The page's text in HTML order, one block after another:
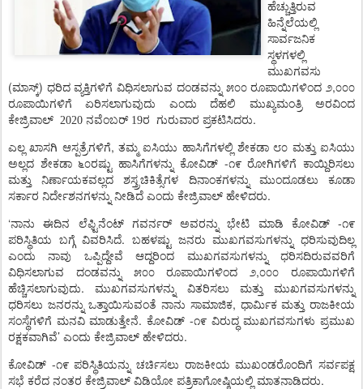
ಹೆಚ್ಚುತ್ತಿರುವ
ಹಿನ್ನೆಲೆಯಲ್ಲಿ
ಸಾರ್ವಜನಿಕ
ಸ್ಥಳಗಳಲ್ಲಿ
ಮುಖಗವಸು
(ಮಾಸ್ಕ್) ಧರಿದ ವ್ಯಕ್ತಿಗಳಿಗೆ ವಿಧಿಸಲಾಗುವ ದಂಡವನ್ನು ೫೦೦ ರೂಪಾಯಿಗಳಿಂದ ೨,೦೦೦
ರೂಪಾಯಿಗಳಿಗೆ
ಏರಿಸಲಾಗುವುದು ಎಂದು ದೆಹಲಿ ಮುಖ್ಯಮಂತ್ರಿ
ಅರವಿಂದ
ಕೇಜ್ರಿವಾಲ್ 2020 ನವೆಂಬರ್ 19ರ ಗುರುವಾರ ಪ್ರಕಟಿಸಿದರು.
ಎಲ್ಲ ಖಾಸಗಿ ಆಸ್ಪತ್ರೆಗಳಿಗೆ,ತಮ್ಮ ಐಸಿಯು ಹಾಸಿಗೆಗಳಲ್ಲಿ ಶೇಕಡಾ ೮೦ ಮತ್ತು ಐಸಿಯು
ಅಲ್ಲದ ಶೇಕಡಾ ೬೦ರಷ್ಟು ಹಾಸಿಗೆಗಳನ್ನು ಕೋವಿಡ್-೧೯ ರೋಗಿಗಳಿಗೆ
ಕಾಯ್ದಿರಿಸಲು
ಮತ್ತು
ನಿರ್ಣಾಯಕವಲ್ಲದ ಶಸ್ತ್ರಚಿಕಿತ್ಸೆಗಳ ದಿನಾಂಕಗಳನ್ನು ಮುಂದೂಡಲು
ಕೂಡಾ
ಸರ್ಕಾರ ನಿರ್ದೇಶನಗಳನ್ನು ನೀಡಿದೆ ಎಂದು ಕೇಜ್ರಿವಾಲ್ ಹೇಳಿದರು.
‘ನಾನು ಈದಿನ ಲೆಫ್ಟಿನೆಂಟ್ ಗವರ್ನರ್ ಅವರನ್ನು ಭೇಟಿ ಮಾಡಿ ಕೋವಿಡ್-೧೯
ಪರಿಸ್ಥಿತಿಯ
ಬಗ್ಗೆ ವಿವರಿಸಿದೆ.ಬಹಳಷ್ಟು ಜನರು ಮುಖಗವಸುಗಳನ್ನು
ಧರಿಸುವುದಿಲ್ಲ
ಎಂದು
ನಾವು ಒಪ್ಪಿದ್ದೇವೆ ಆದ್ದರಿಂದ ಮುಖಗವಸುಗಳನ್ನು
ಧರಿಸದಿರುವವರಿಗೆ
ವಿಧಿಸಲಾಗುವ
ದಂಡವನ್ನು ೫೦೦ ರೂಪಾಯಿಗಳಿಂದ ೨,೦೦೦
ರೂಪಾಯಿಗಳಿಗೆ
ಹೆಚ್ಚಿಸಲಾಗುವುದು.ಮುಖಗವಸುಗಳನ್ನು ವಿತರಿಸಲು ಮತ್ತು
ಮುಖಗವಸುಗಳನ್ನು
ಧರಿಸಲು ಜನರನ್ನು ಒತ್ತಾಯಿಸುವಂತೆ ನಾನು ಸಾಮಾಜಿಕ, ಧಾರ್ಮಿಕ ಮತ್ತು ರಾಜಕೀಯ
ಸಂಸ್ಥೆಗಳಿಗೆ ಮನವಿ ಮಾಡುತ್ತೇನೆ.ಕೋವಿಡ್ -೧೯ ವಿರುದ್ಧ ಮುಖಗವಸುಗಳು ಪ್ರಮುಖ
ರಕ್ಷಕವಾಗಿವೆ’ ಎಂದು ಕೇಜ್ರಿವಾಲ್ ಹೇಳಿದರು.
ಕೋವಿಡ್ -೧೯ ಪರಿಸ್ಥಿತಿಯನ್ನು ಚರ್ಚಿಸಲು ರಾಜಕೀಯ ಮುಖಂಡರೊಂದಿಗೆ ಸರ್ವಪಕ್ಷ
ಸಭೆ ಕರೆದ ನಂತರ ಕೇಜ್ರಿವಾಲ್ ವಿಡಿಯೋ ಪತ್ರಿಕಾಗೋಷ್ಠಿಯಲ್ಲಿ ಮಾತನಾಡಿದರು.